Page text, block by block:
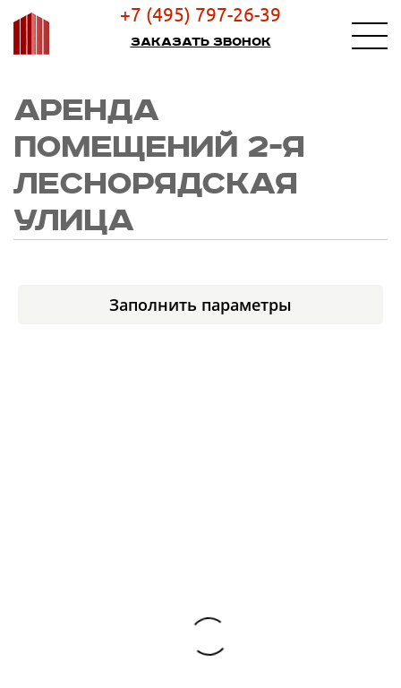
+7 (495) 797-26-39
Заказать звонок
АРЕНДА
ПОМЕЩЕНИЙ 2-Я
ЛЕСНОРЯДСКАЯ
УЛИЦА
Заполнить параметры